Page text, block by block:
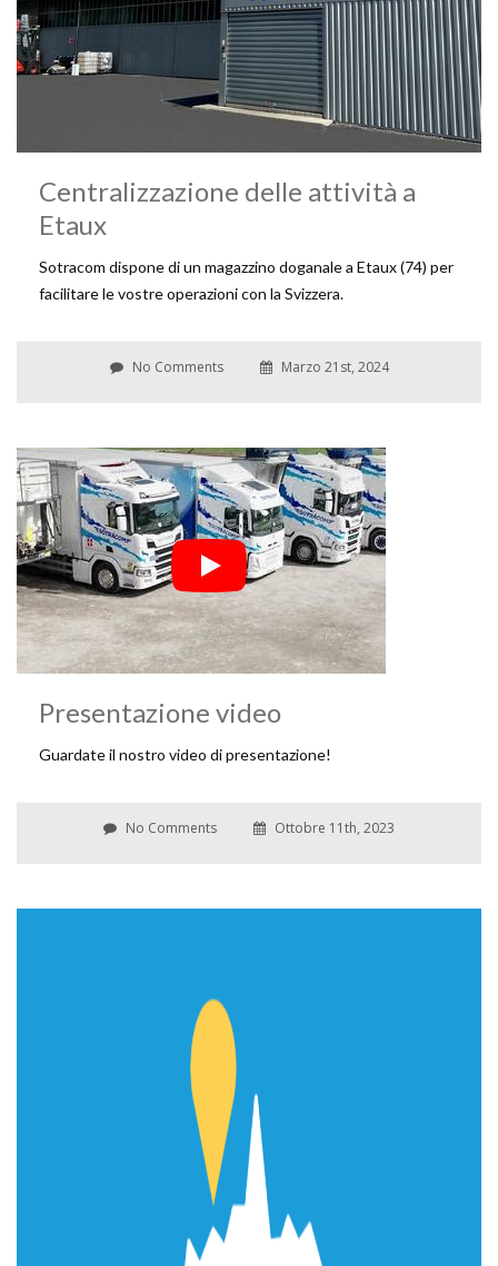
Centralizzazione delle attività a
Etaux
Sotracom dispone di un magazzino doganale a Etaux (74) per
facilitare le vostre operazioni con la Svizzera.
No Comments Marzo 21st, 2024
Presentazione video
Guardate il nostro video di presentazione!
No Comments Ottobre 11th, 2023